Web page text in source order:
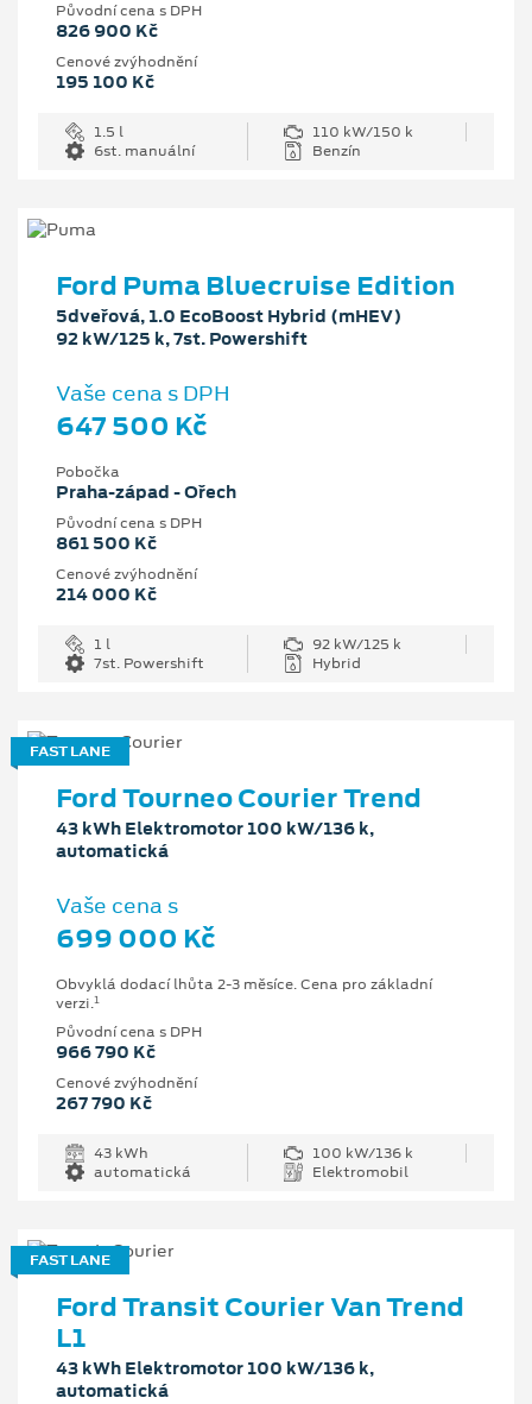
Původní cena s DPH
826 900 Kč
Cenové zvýhodnění
195 100 Kč
1.5 l
110 kW/150 k
6st. manuální
Benzín
Ford Puma Bluecruise Edition
5dveřová, 1.0 EcoBoost Hybrid (mHEV)
92 kW/125 k, 7st. Powershift
Vaše cena s DPH
647 500 Kč
Pobočka
Praha-západ - Ořech
Původní cena s DPH
861 500 Kč
Cenové zvýhodnění
214 000 Kč
1 l
92 kW/125 k
7st. Powershift
Hybrid
FAST LANE
Ford Tourneo Courier Trend
43 kWh Elektromotor 100 kW/136 k,
automatická
Vaše cena s
699 000 Kč
Obvyklá dodací lhůta 2-3 měsíce. Cena pro základní
verzi.1
Původní cena s DPH
966 790 Kč
Cenové zvýhodnění
267 790 Kč
43 kWh
100 kW/136 k
automatická
Elektromobil
FAST LANE
Ford Transit Courier Van Trend
L1
43 kWh Elektromotor 100 kW/136 k,
automatická